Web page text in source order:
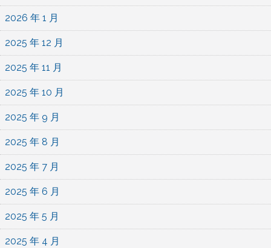
2026 年 1 月
2025 年 12 月
2025 年 11 月
2025 年 10 月
2025 年 9 月
2025 年 8 月
2025 年 7 月
2025 年 6 月
2025 年 5 月
2025 年 4 月